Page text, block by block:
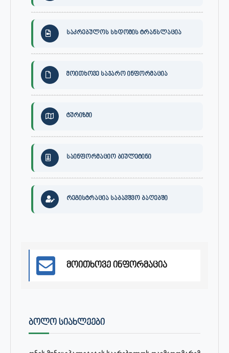
საკრებულოს სხდომის ტრანსლაცია
მოითხოვე საჯარო ინფორმაცია
ტურიზმი
საინფორმაციო ბიულეტინი
რეგისტრაცია საბავშვო ბაღებში
მოითხოვე ინფორმაცია
ᲑᲝᲚᲝ ᲡᲘᲐᲮᲚᲔᲔᲑᲘ